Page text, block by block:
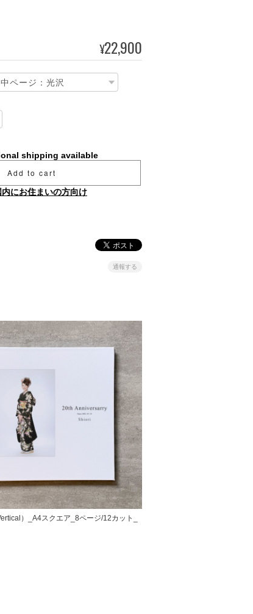
¥22,900
shipping available
Add to cart
内にお住まいの方向け
通報する
）_A4スクエア_8ページ/12カット_